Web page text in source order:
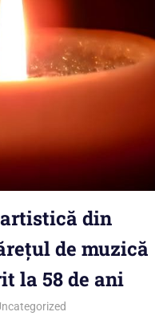
din
de muzică
la 58 de ani